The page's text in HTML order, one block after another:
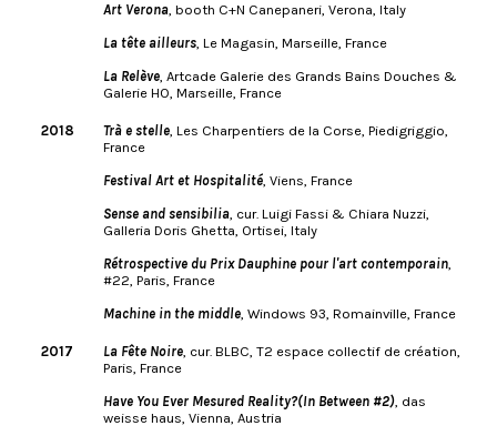
Art Verona, booth C+N Canepaneri, Verona, Italy
La tête ailleurs, Le Magasin, Marseille, France
La Relève, Artcade Galerie des Grands Bains Douches &
Galerie HO, Marseille, France
2018 Trà e stelle, Les Charpentiers de la Corse, Piedigriggio,
France
Festival Art et Hospitalité, Viens, France
Sense and sensibilia, cur. Luigi Fassi & Chiara Nuzzi,
Galleria Doris Ghetta, Ortisei, Italy
Rétrospective du Prix Dauphine pour l'art contemporain,
#22, Paris, France
Machine in the middle, Windows 93, Romainville, France
2017 La Fête Noire, cur. BLBC, T2 espace collectif de création,
Paris, France
Have You Ever Mesured Reality?(In Between #2), das
weisse haus, Vienna, Austria